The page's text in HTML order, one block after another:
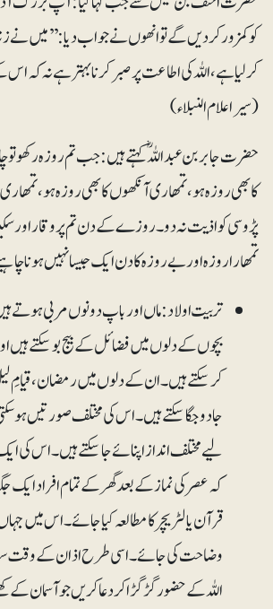
کو کمزور کردیں گے توانھوں نے جواب دیا: ’’میں نے
کرلیا ہے، اللہ کی اطاعت پر صبر کرنا بہتر ہے نہ کہ
(سیراعلام النبلاء)
حضرت جابر بن عبداللہؓ کہتے ہیں: جب تم روزہ رکھو
کا بھی روزہ ہو، تمھاری آنکھوں کا بھی روزہ ہو،
پڑوسی کو اذیت نہ دو۔ روزے کے دن تم پر وقار اور
تمھارا روزہ اور بے روزہ کا دن ایک جیسا نہیں ہونا
تربیت اولاد: ماں اور باپ دونوں مربی ہوتے
بچوں کے دلوں میں فضائل کے بیج بوسکتے ہیں
کرسکتے ہیں۔ ان کے دلوں میں رمضان، قیامِ
جادو جگا سکتے ہیں۔ اس کی مختلف صورتیں
لیے مختلف انداز اپنائے جاسکتے ہیں۔ اس کی
کہ عصر کی نماز کے بعد گھر کے تمام افراد ایک
قرآن یا لٹریچر کا مطالعہ کیا جائے۔ اس میں
وضاحت کی جائے۔ اسی طرح اذان کے وقت سب
اللہ کے حضور گڑگڑا کر دعا کریں جو آسمان